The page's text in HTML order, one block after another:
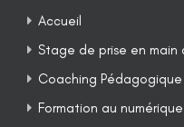
Accueil
Stage de prise en main
Coaching Pédagogique
Formation au numérique